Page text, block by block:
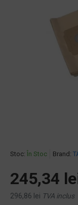
Stoc: În Stoc Brand:
245,34
296,86 lei TVA inclus